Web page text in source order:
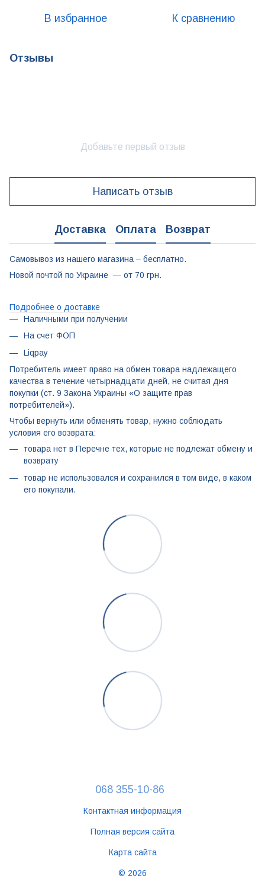
В избранное К сравнению
Отзывы
Добавьте первый отзыв
Написать отзыв
Доставка Оплата Возврат
Самовывоз из нашего магазина – бесплатно.
Новой почтой по Украине — от 70 грн.
Подробнее о доставке
Наличными при получении
На счет ФОП
Liqpay
Потребитель имеет право на обмен товара надлежащего
качества в течение четырнадцати дней, не считая дня
покупки (ст. 9 Закона Украины «О защите прав
потребителей»).
Чтобы вернуть или обменять товар, нужно соблюдать
условия его возврата:
товара нет в Перечне тех, которые не подлежат обмену и
возврату
товар не использовался и сохранился в том виде, в каком
его покупали.
068 355-10-86
Контактная информация
Полная версия сайта
Карта сайта
© 2026